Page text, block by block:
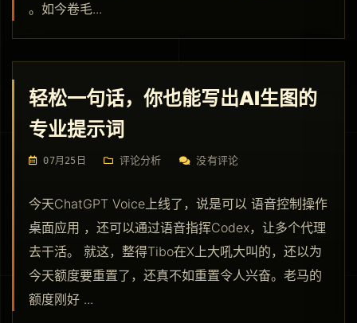
。如今卷毛...
轻松一句话，你也能写出AI生图的
专业提示词
07月25日 评论分析 没有评论
今天ChatGPT Voice上线了，说是可以 语音控制操作
桌面应用 ，还可以通过语音指挥Codex，让多个代理
去干活。 就这，整得Tibo在X上大吼大叫的，还以为
今天额度要重置了，还真不如重置令人兴奋。老马的
额度刚好 ...